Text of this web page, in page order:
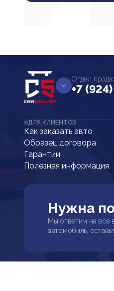
Отдел
+7
ДЛЯ КЛИЕНТОВ
Как заказать авто
Образец договора
Гарантии
Полезная информация
Нужна
Мы ответим на все
автомобиль,